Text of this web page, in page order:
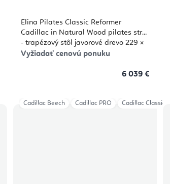
Elina Pilates Classic Reformer
Cadillac in Natural Wood pilates stroj
- trapézový stôl javorové drevo 229 ×
66 × 182 cm
Vyžiadať cenovú ponuku
6 039 €
Cadillac Beech Cadillac PRO Cadillac Classical